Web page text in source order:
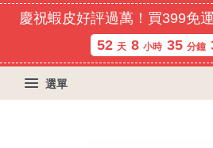
慶祝蝦皮好評過萬！買399免
52 天 8 小時 35 分鐘
選單